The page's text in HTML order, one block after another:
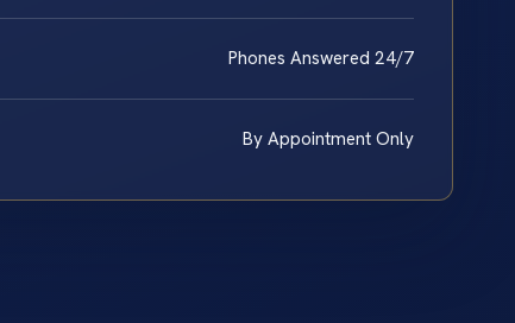
Phones Answered 24/7
By Appointment Only